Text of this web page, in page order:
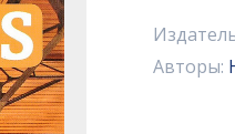
Авторы: